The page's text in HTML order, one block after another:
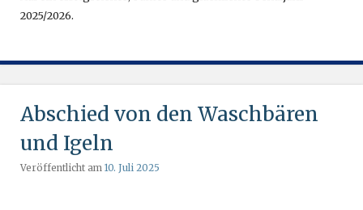
2025/2026.
Abschied von den Waschbären
und Igeln
Veröffentlicht am 10. Juli 2025